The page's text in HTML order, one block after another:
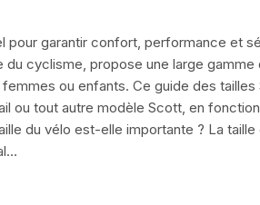
pour garantir confort, performance et
cyclisme, propose une large
ou enfants. Ce guide des
ou tout autre modèle Scott, en
du vélo est-elle importante ? La